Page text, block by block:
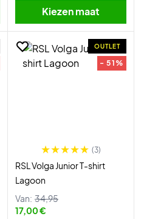
Kiezen maat
OUTLET
- 51%
(3)
RSL Volga Junior T-shirt
Lagoon
Van: 34,95
17,00 €